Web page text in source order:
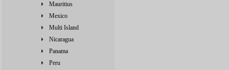
Mauritius
Mexico
Multi Island
Nicaragua
Panama
Peru